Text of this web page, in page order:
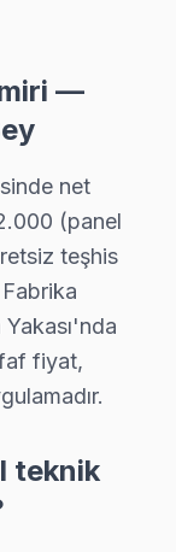
not:
mahallesinde sık
için haftanın 7
mi?
—
net
(panel
teşhis
fiyat,
teknik